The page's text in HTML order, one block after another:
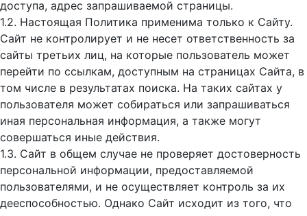
доступа, адрес запрашиваемой страницы.
1.2. Настоящая Политика применима только к Сайту.
Сайт не контролирует и не несет ответственность за
сайты третьих лиц, на которые пользователь может
перейти по ссылкам, доступным на страницах Сайта, в
том числе в результатах поиска. На таких сайтах у
пользователя может собираться или запрашиваться
иная персональная информация, а также могут
совершаться иные действия.
1.3. Сайт в общем случае не проверяет достоверность
персональной информации, предоставляемой
пользователями, и не осуществляет контроль за их
дееспособностью. Однако Сайт исходит из того, что